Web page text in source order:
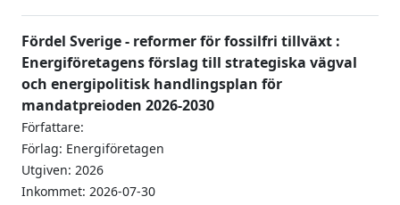
Fördel Sverige - reformer för fossilfri tillväxt :
Energiföretagens förslag till strategiska vägval
och energipolitisk handlingsplan för
mandatpreioden 2026-2030
Författare:
Förlag: Energiföretagen
Utgiven: 2026
Inkommet: 2026-07-30